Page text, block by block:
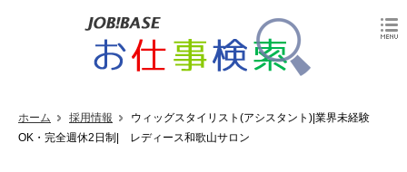
ホーム 採用情報
ウィッグスタイリスト(アシスタント)|業界未経験
OK・完全週休2日制| レディース和歌山サロン